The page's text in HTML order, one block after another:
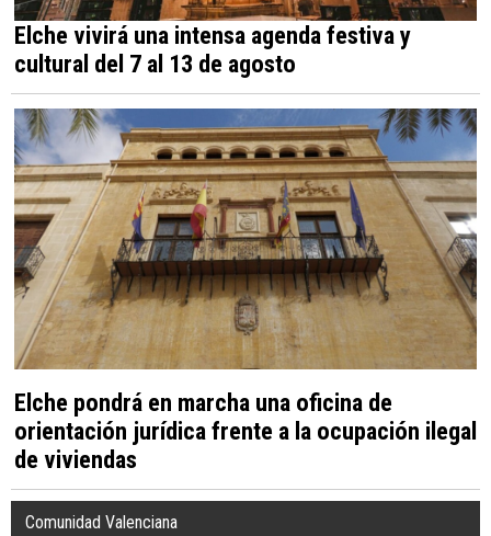
Elche vivirá una intensa agenda festiva y
cultural del 7 al 13 de agosto
Elche pondrá en marcha una oficina de
orientación jurídica frente a la ocupación ilegal
de viviendas
Comunidad Valenciana